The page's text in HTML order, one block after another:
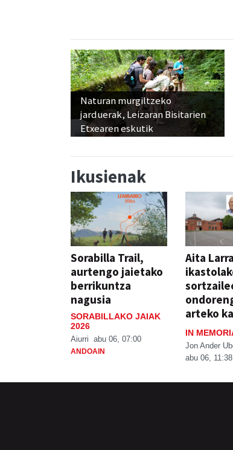
Naturan murgiltzeko
jarduerak, Leizaran Bisitarien
Etxearen eskutik
Ikusienak
Sorabilla Trail,
aurtengo jaietako
berrikuntza
nagusia
SORABILLAKO JAIAK
2026
Aiurri abu 06, 07:00
ANDOAIN
Aita
arteko
IN
Jon Ander
abu 06, 11:38